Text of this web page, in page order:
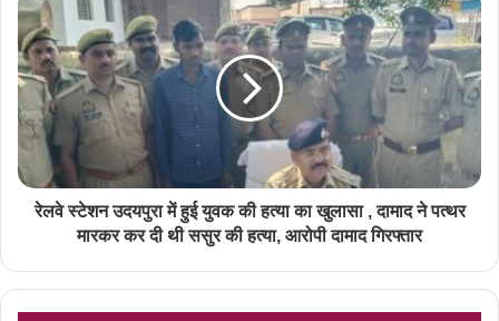
रेलवे स्टेशन उदयपुरा में हुई युवक की हत्या का खुलासा , दामाद ने पत्थर
मारकर कर दी थी ससुर की हत्या, आरोपी दामाद गिरफ्तार